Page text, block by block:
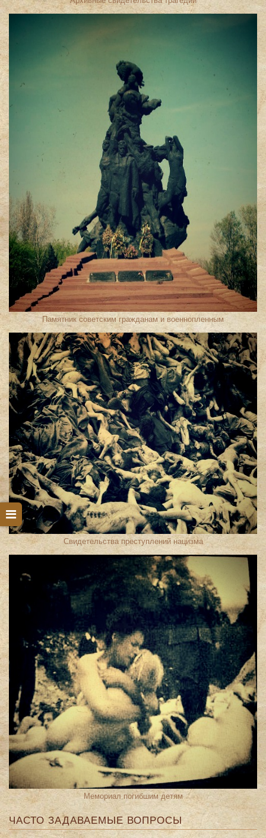
Памятник советским гражданам и военнопленным
Свидетельства преступлений нацизма
Мемориал погибшим детям
ЧАСТО ЗАДАВАЕМЫЕ ВОПРОСЫ